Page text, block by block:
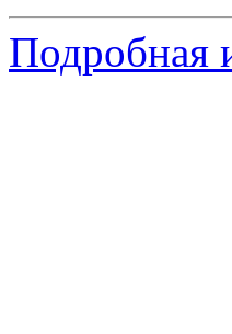
Подробная